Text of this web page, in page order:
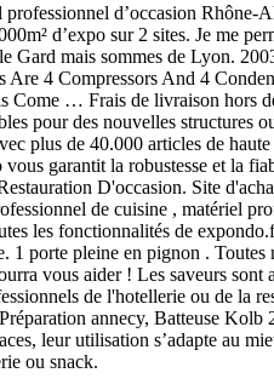
d’occasion
d’expo sur 2 sites. Je me
Gard mais sommes de Lyon.
4 Compressors And 4
… Frais de livraison hors
pour des nouvelles structures
plus de 40.000 articles de
garantit la robustesse et la
D'occasion. Site
de cuisine , matériel
les fonctionnalités de
pleine en pignon . Toutes
vous aider ! Les saveurs sont
de l'hotellerie ou de la
annecy, Batteuse
leur utilisation s’adapte au
ou snack.